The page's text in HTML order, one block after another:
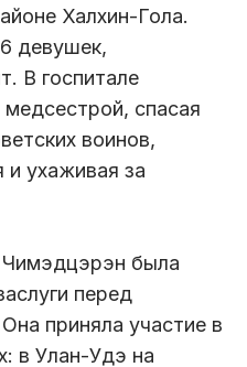
Халхин-Гола.
девушек,
В госпитале
спасая
воинов,
и ухаживая за
была
перед
приняла участие в
в Улан-Удэ на